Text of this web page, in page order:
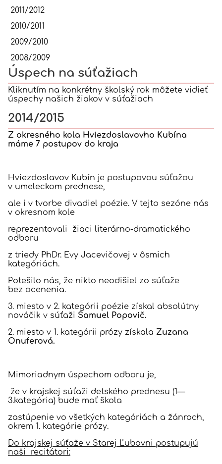
2011/2012
2010/2011
2009/2010
2008/2009
Úspech na súťažiach
Kliknutím na konkrétny školský rok môžete vidieť
úspechy našich žiakov v súťažiach
2014/2015
Z okresného kola Hviezdoslavovho Kubína
máme 7 postupov do kraja
Hviezdoslavov Kubín je postupovou súťažou
v umeleckom prednese,
ale i v tvorbe divadiel poézie. V tejto sezóne nás
v okresnom kole
reprezentovali žiaci literárno-dramatického
odboru
z triedy PhDr. Evy Jacevičovej v ôsmich
kategóriách.
Potešilo nás, že nikto neodišiel zo súťaže
bez ocenenia.
3. miesto v 2. kategórii poézie získal absolútny
nováčik v súťaži Samuel Popovič.
2. miesto v 1. kategórii prózy získala Zuzana
Onuferová.
Mimoriadnym úspechom odboru je,
že v krajskej súťaži detského prednesu (1—
3.kategória) bude mať škola
zastúpenie vo všetkých kategóriách a žánroch,
okrem 1. kategórie prózy.
Do krajskej súťaže v Starej Ľubovni postupujú
naši recitátori: